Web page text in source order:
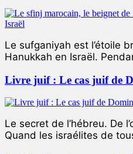
Le sufganiyah est l’étoile
Hanukkah en Israël.
Livre juif : Le cas juif de
Le secret de l’hébreu. De
Quand les israélites de